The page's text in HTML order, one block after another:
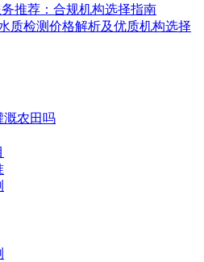
推荐：合规机构选择指南
质检测价格解析及优质机构选择
溉农田吗